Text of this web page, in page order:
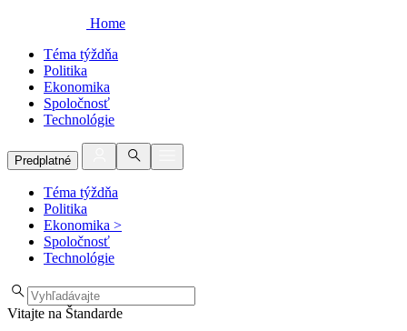
Home
Téma týždňa
Politika
Ekonomika
Spoločnosť
Technológie
Predplatné
Téma týždňa
Politika
Ekonomika >
Spoločnosť
Technológie
Vitajte na Štandarde